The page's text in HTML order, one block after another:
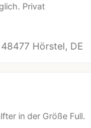
Privat
48477 Hörstel, DE
in der Größe Full.